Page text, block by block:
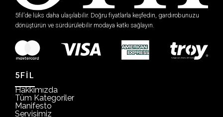
5fil’de lüks daha ulaşılabilir. Doğru fiyatlarla keşfedin, gardırobunuzu
dönüştürün ve sürdürülebilir modaya katkı sağlayın.
5FİL
Hakkımızda
Tüm Kategoriler
Manifesto
Servisimiz